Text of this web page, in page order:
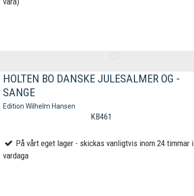
HOLTEN BO DANSKE JULESALMER OG -
SANGE
Edition Wilhelm Hansen
KB461
På vårt eget lager - skickas vanligtvis inom 24 timmar i
vardaga